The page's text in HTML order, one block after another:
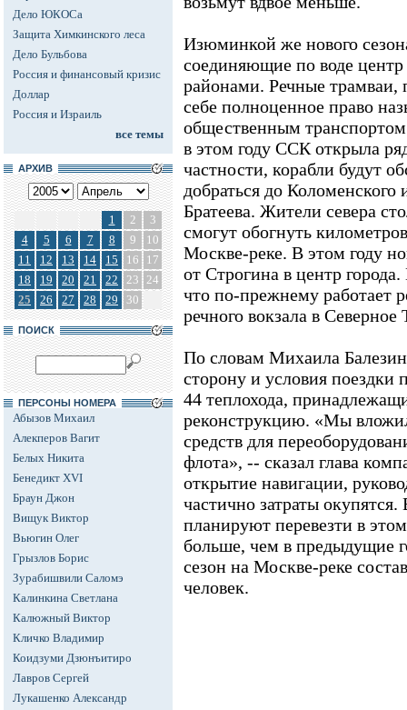
Дело ЮКОСа
Защита Химкинского леса
Дело Бульбова
Россия и финансовый кризис
Доллар
Россия и Израиль
все темы
АРХИВ
1 2
3
4
5 6 7 8 9
10
11
12 13 14 15 16
17
18
19 20 21 22 23 24
25
26 27 28 29 30
ПОИСК
ПЕРСОНЫ НОМЕРА
Абызов Михаил
Алекперов Вагит
Белых Никита
Бенедикт XVI
Браун Джон
Вищук Виктор
Вьюгин Олег
Грызлов Борис
Зурабишвили Саломэ
Калинкина Светлана
Калюжный Виктор
Кличко Владимир
Коидзуми Дзюнъитиро
Лавров Сергей
Лукашенко Александр
Изюминкой же нового
соединяющие по воде
районами. Речные трамваи,
себе полноценное право
общественным
в этом году ССК открыла
частности, корабли будут
добраться до
Братеева. Жители севера
смогут обогнуть
Москве-реке. В этом году
от Строгина в центр
что по-прежнему работает
речного вокзала в
По словам Михаила
сторону и условия поездки
44 теплохода,
реконструкцию. «Мы
средств для
флота», -- сказал глава
открытие навигации,
частично затраты
планируют перевезти в
больше, чем в предыдущие
сезон на Москве-реке
человек.